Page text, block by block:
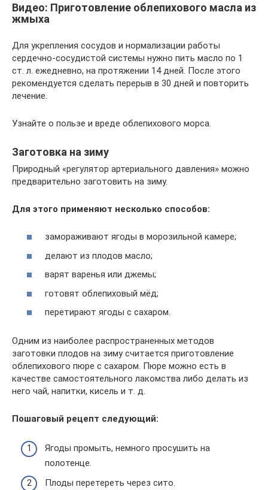
Видео: Приготовление облепихового масла из
жмыха
Для укрепления сосудов и нормализации работы
сердечно-сосудистой системы нужно пить масло по 1
ст. л. ежедневно, на протяжении 14 дней. После этого
рекомендуется сделать перерыв в 30 дней и повторить
лечение.
Узнайте о пользе и вреде облепихового морса.
Заготовка на зиму
Природный «регулятор артериального давления» можно
предварительно заготовить на зиму.
Для этого применяют несколько способов:
замораживают ягоды в морозильной камере;
делают из плодов масло;
варят варенья или джемы;
готовят облепиховый мёд;
перетирают ягоды с сахаром.
Одним из наиболее распространенных методов
заготовки плодов на зиму считается приготовление
облепихового пюре с сахаром. Пюре можно есть в
качестве самостоятельного лакомства либо делать из
него чай, напитки, кисель и т. д.
Пошаговый рецепт следующий:
Ягоды промыть, немного просушить на
полотенце.
Плоды перетереть через сито.